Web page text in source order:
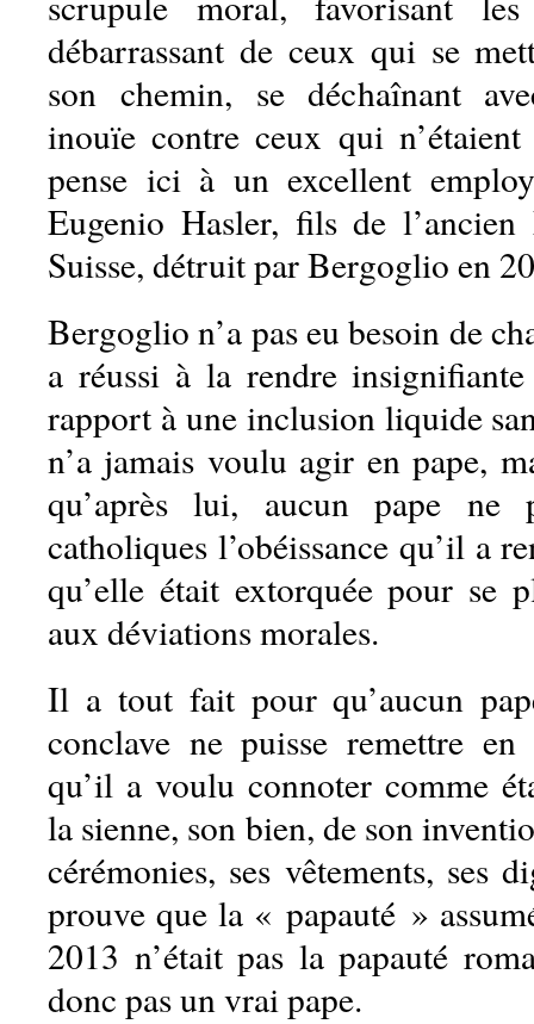
débarrassant de ceux qui se
son chemin, se déchaînant
inouïe contre ceux qui
pense ici à un excellent
Eugenio Hasler, fils de
Suisse, détruit par Bergoglio en
Bergoglio n’a pas eu besoin de
a réussi à la rendre
rapport à une inclusion liquide
n’a jamais voulu agir en pape,
qu’après lui, aucun pape ne
catholiques l’obéissance qu’il a
qu’elle était extorquée pour se
aux déviations morales.
Il a tout fait pour qu’aucun
conclave ne puisse remettre en
qu’il a voulu connoter comme
la sienne, son bien, de son
cérémonies, ses vêtements, ses
prouve que la « papauté »
2013 n’était pas la papauté
donc pas un vrai pape.